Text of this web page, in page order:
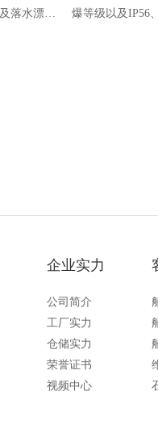
落水漂浮
爆等级以及IP56
企业实力
公司简介
工厂实力
仓储实力
荣誉证书
视频中心